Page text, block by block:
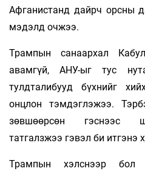
Афганистанд дайрч орсны
мэдэлд очжээ.
Трампын санаархал
авамгүй, АНУ-ыг тус
тулдталибууд бүхнийг
онцлон тэмдэглэжээ.
зөвшөөрсөн гэснээс
татгалзжээ гэвэл би
Трампын хэлснээр бол